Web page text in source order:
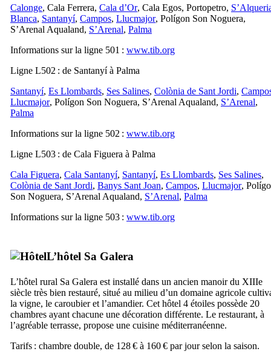
Calonge, Cala Ferrera, Cala d’Or, Cala Egos, Portopetro,
Blanca, Santanyí, Campos, Llucmajor, Polígon Son Noguera,
S’Arenal Aqualand, S’Arenal, Palma
Informations sur la ligne 501 : www.tib.org
Ligne L502 : de Santanyíà Palma
Santanyí, Es Llombards, Ses Salines, Colònia de Sant Jordi,
Llucmajor, Polígon Son Noguera, S’Arenal Aqualand, S’Arenal,
Palma
Informations sur la ligne 502 : www.tib.org
Ligne L503 : de Cala Figuera à Palma
Cala Figuera, Cala Santanyí, Santanyí, Es Llombards, Ses Salines,
Colònia de Sant Jordi, Banys Sant Joan, Campos, Llucmajor,
Son Noguera, S’Arenal Aqualand, S’Arenal, Palma
Informations sur la ligne 503 : www.tib.org
L’hôtel Sa Galera
L’hôtel rural Sa Galera est installé dans un ancien manoir du XIIIe
siècle très bien restauré, situé au milieu d’un domaine agricole
la vigne, le caroubier et l’amandier. Cet hôtel 4 étoiles possède 20
chambres ayant chacune une décoration différente. Le restaurant, à
l’agréable terrasse, propose une cuisine méditerranéenne.
Tarifs : chambre double, de 128 € à 160 € par jour selon la saison.